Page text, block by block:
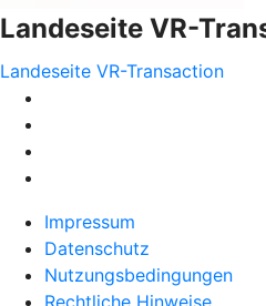
Landeseite VR-
Landeseite VR-Transaction
Impressum
Datenschutz
Nutzungsbedingungen